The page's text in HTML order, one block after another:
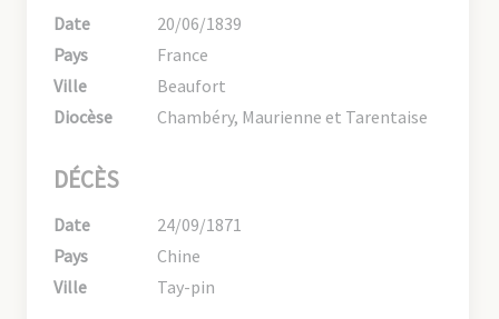
Date
20/06/1839
Pays
France
Ville
Beaufort
Diocèse
Chambéry, Maurienne et Tarentaise
DÉCÈS
Date
24/09/1871
Pays
Chine
Ville
Tay-pin